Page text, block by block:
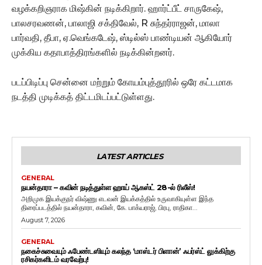
வழக்கறிஞராக மிஷ்கின் நடிக்கிறார். ஹார்ட்பீட் சாருகேஷ்,
பாலசரவணன், பாலாஜி சக்திவேல், R சுந்தர்ராஜன், மாலா
பார்வதி, தீபா, ஏ.வெங்கடேஷ், ஸ்டில்ஸ் பாண்டியன் ஆகியோர்
முக்கிய கதாபாத்திரங்களில் நடிக்கின்றனர்.
படப்பிடிப்பு சென்னை மற்றும் கோயம்புத்தூரில் ஒரே கட்டமாக
நடத்தி முடிக்கத் திட்டமிடப்பட்டுள்ளது.
LATEST ARTICLES
GENERAL
நயன்தாரா – கவின் நடித்துள்ள ஹாய் ஆகஸ்ட் 28-ல் ரிலீஸ்!
அறிமுக இயக்குநர் விஷ்ணு எடவன் இயக்கத்தில் உருவாகியுள்ள இந்த
திரைப்படத்தில் நயன்தாரா, கவின், கே. பாக்யராஜ், பிரபு, ராதிகா...
August 7, 2026
GENERAL
நகைச்சுவையும் ஃபேண்டஸியும் கலந்த ‘மாஸ்டர் பிளான்’ ஃபர்ஸ்ட் லுக்கிற்கு
ரசிகர்களிடம் வரவேற்பு!